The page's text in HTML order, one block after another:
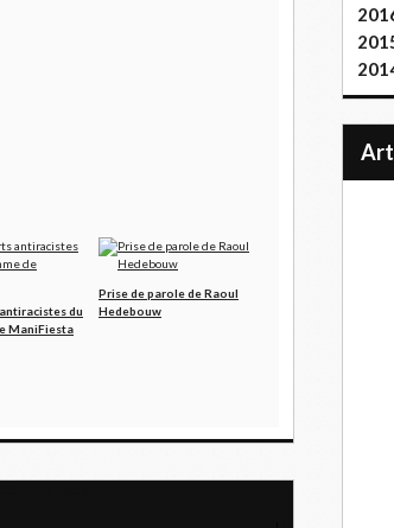
du
ManiFiesta
Prise de parole de Raoul
Hedebouw